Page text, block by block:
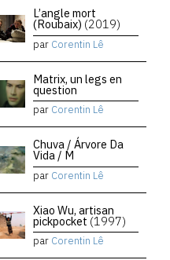
L’angle mort
(Roubaix) (2019)
par Corentin Lê
Matrix, un legs en
question
par Corentin Lê
Chuva / Árvore Da
Vida / M
par Corentin Lê
Xiao Wu, artisan
pickpocket (1997)
par Corentin Lê